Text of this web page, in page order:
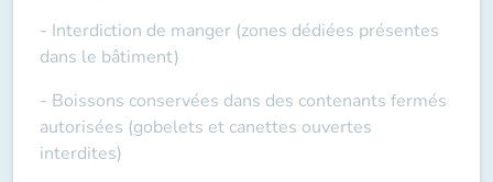
- Interdiction de manger (zones dédiées présentes
dans le bâtiment)
- Boissons conservées dans des contenants fermés
autorisées (gobelets et canettes ouvertes
interdites)